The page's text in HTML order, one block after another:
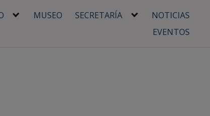
MUSEO SECRETARÍA
NOTICIAS
EVENTOS